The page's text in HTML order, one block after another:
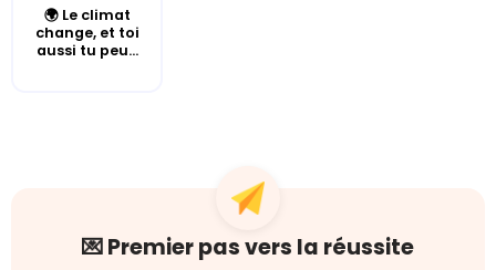
🌍 Le climat
change, et toi
aussi tu peu...
💌 Premier pas vers la réussite